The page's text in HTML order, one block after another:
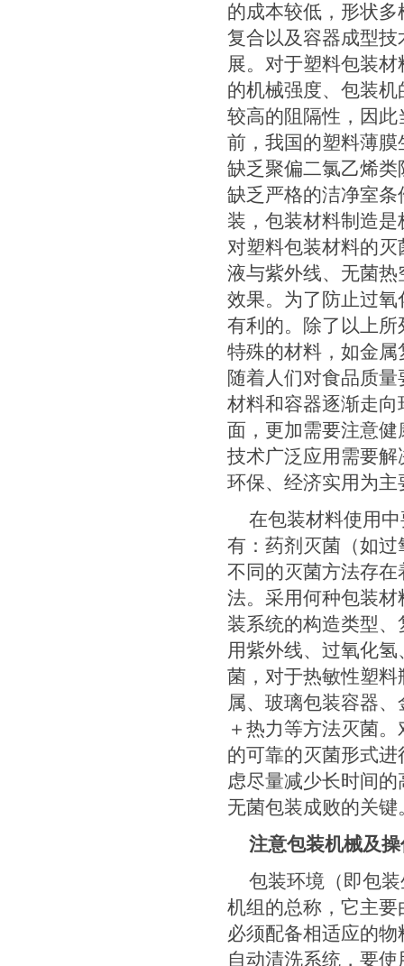
的成本较低，形状
复合以及容器成型
展。对于塑料包装
的机械强度、包装
较高的阻隔性，因
前，我国的塑料薄
缺乏聚偏二氯乙烯
缺乏严格的洁净室
装，包装材料制造
对塑料包装材料的
液与紫外线、无菌
效果。为了防止过
有利的。除了以上
特殊的材料，如金
随着人们对食品质
材料和容器逐渐走
面，更加需要注意
技术广泛应用需要
环保、经济实用为
在包装材料使用
有：药剂灭菌（如
不同的灭菌方法存
法。采用何种包装
装系统的构造类型
用紫外线、过氧化
菌，对于热敏性塑
属、玻璃包装容器
＋热力等方法灭菌
的可靠的灭菌形式
虑尽量减少长时间
无菌包装成败的关键
注意包装机械及
包装环境（即包
机组的总称，它主
必须配备相适应的
自动清洗系统，要